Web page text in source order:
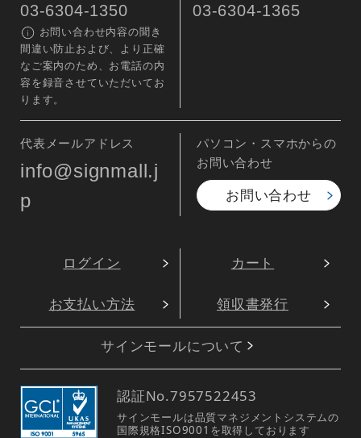
03-6304-1350
お問い合わせ内容の聞き
間違い防止および、より正確
なご案内のため、お電話の内
容を録音させていただいてお
ります。
03-6304-1365
代表メールアドレス
info@signmall.j
p
パソコン・スマホからの
お問い合わせ
お問い合わせ
ログイン カート
お支払い方法 領収書発行
サインモールについて
認証No.7957522453
サインモールは品質マネジメントシステムの
国際規格ISO9001を取得しております